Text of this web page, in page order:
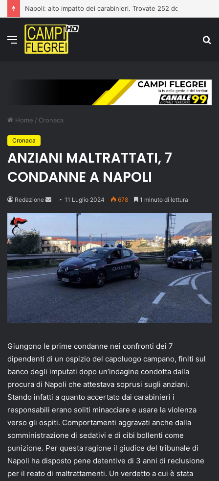
Menu
Home / Cronaca
Cronaca
ANZIANI MALTRATTATI, 7
CONDANNE A NAPOLI
Redazione
Send11 Luglio 2024 678 1 minuto di lettura
Giungono le prime condanne nei confronti dei 7
dipendenti di un ospizio del capoluogo campano, finiti sul
banco degli imputati dopo un’indagine condotta dalla
procura di Napoli che attestava soprusi sugli anziani.
Stando infatti a quanto accertato dai carabinieri i
responsabili erano soliti minacciare e usare la violenza
verso gli ospiti. Comportamenti aggravati anche dalla
somministrazione di sedativi e di cibi bollenti come
punizione. Per questa ragione il giudice del tribunale di
Napoli ha disposto pene detentive di 3 anni di reclusione
per il reato di maltrattamenti. Un verdetto a cui è stata